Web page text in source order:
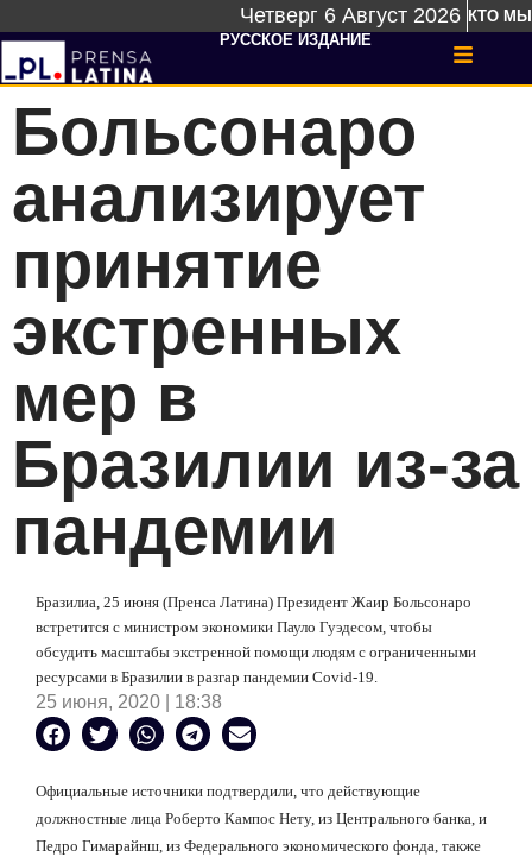
Четверг 6 Август 2026 КТО МЫ
РУССКОЕ ИЗДАНИЕ
Больсонаро
анализирует
принятие
экстренных
мер в
Бразилии из-за
пандемии
Бразилиа, 25 июня (Пренса Латина) Президент Жаир Больсонаро
встретится с министром экономики Пауло Гуэдесом, чтобы
обсудить масштабы экстренной помощи людям с ограниченными
ресурсами в Бразилии в разгар пандемии Covid-19.
25 июня, 2020 | 18:38
Официальные источники подтвердили, что действующие
должностные лица Роберто Кампос Нету, из Центрального банка, и
Педро Гимарайнш, из Федерального экономического фонда, также